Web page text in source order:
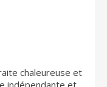
chaleureuse et
indépendante et